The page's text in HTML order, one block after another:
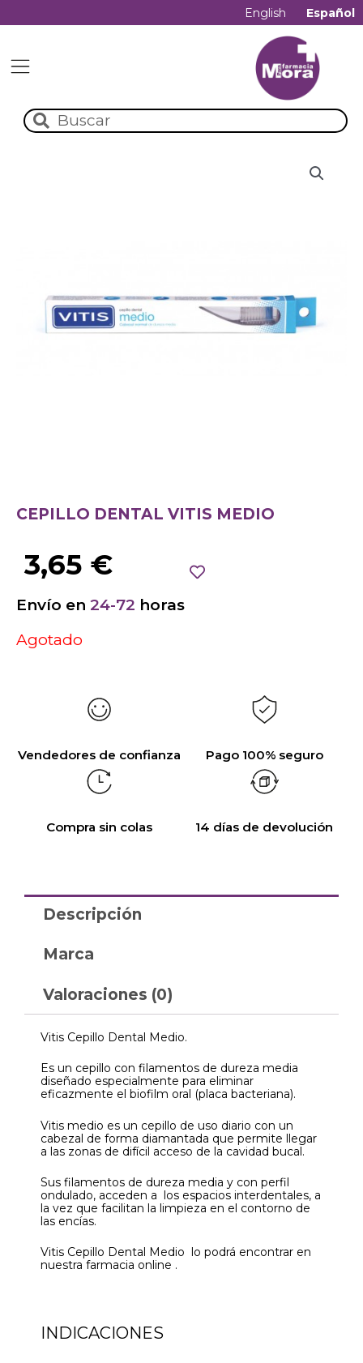
English Español
CEPILLO DENTAL VITIS MEDIO
3,65 €
Envío en 24-72 horas
Agotado
Vendedores de confianza Pago 100% seguro
Compra sin colas 14 días de devolución
Descripción
Marca
Valoraciones (0)
Vitis Cepillo Dental Medio.
Es un cepillo con filamentos de dureza media
diseñado especialmente para eliminar
eficazmente el biofilm oral (placa bacteriana).
Vitis medio es un cepillo de uso diario con un
cabezal de forma diamantada que permite llegar
a las zonas de difícil acceso de la cavidad bucal.
Sus filamentos de dureza media y con perfil
ondulado, acceden a los espacios interdentales, a
la vez que facilitan la limpieza en el contorno de
las encías.
Vitis Cepillo Dental Medio lo podrá encontrar en
nuestra farmacia online .
INDICACIONES